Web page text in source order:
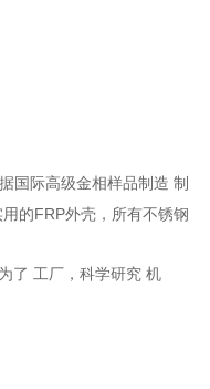
国际高级金相样品制造 制
的FRP外壳，所有不锈钢
为了 工厂，科学研究 机